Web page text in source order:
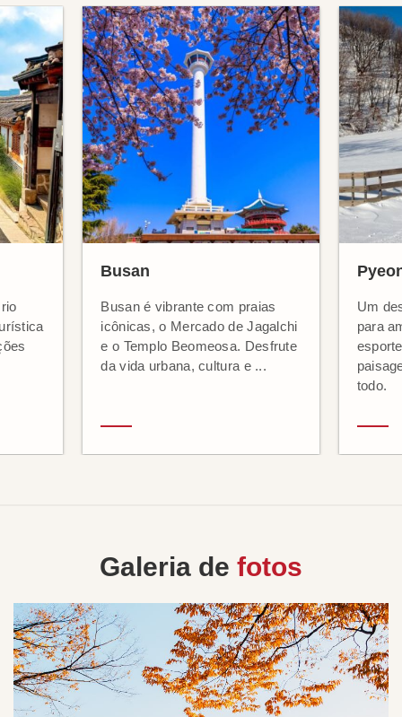
Busan
Busan é vibrante com praias
icônicas, o Mercado de Jagalchi
e o Templo Beomeosa. Desfrute
da vida urbana, cultura e ...
Um
para
todo.
Galeria de fotos